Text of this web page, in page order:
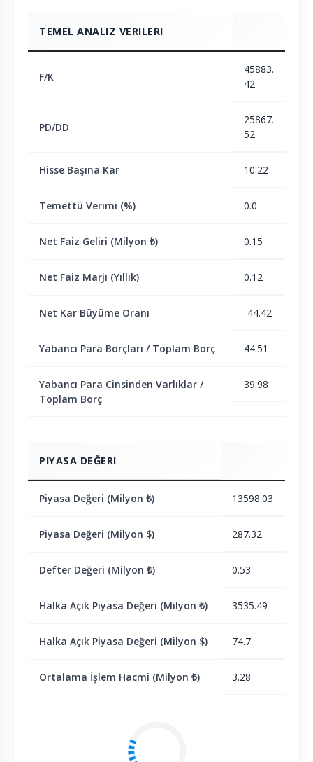
TEMEL ANALIZ VERILERI
F/K
45883.
42
PD/DD
25867.
52
Hisse Başına Kar 10.22
Temettü Verimi (%) 0.0
Net Faiz Geliri (Milyon ₺) 0.15
Net Faiz Marjı (Yıllık) 0.12
Net Kar Büyüme Oranı -44.42
Yabancı Para Borçları / Toplam Borç 44.51
Yabancı Para Cinsinden Varlıklar /
Toplam Borç
39.98
PIYASA DEĞERI
Piyasa Değeri (Milyon ₺) 13598.03
Piyasa Değeri (Milyon $) 287.32
Defter Değeri (Milyon ₺) 0.53
Halka Açık Piyasa Değeri (Milyon ₺) 3535.49
Halka Açık Piyasa Değeri (Milyon $) 74.7
Ortalama İşlem Hacmi (Milyon ₺) 3.28